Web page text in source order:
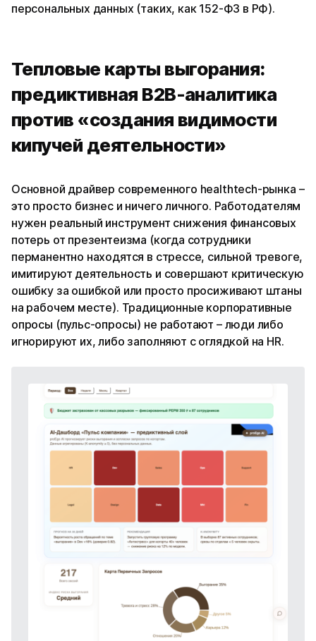
персональных данных (таких, как 152-ФЗ в РФ).
Тепловые карты выгорания:
предиктивная B2B-аналитика
против «создания видимости
кипучей деятельности»
Основной драйвер современного healthtech-рынка –
это просто бизнес и ничего личного. Работодателям
нужен реальный инструмент снижения финансовых
потерь от презентеизма (когда сотрудники
перманентно находятся в стрессе, сильной тревоге,
имитируют деятельность и совершают критическую
ошибку за ошибкой или просто просиживают штаны
на рабочем месте). Традиционные корпоративные
опросы (пульс-опросы) не работают – люди либо
игнорируют их, либо заполняют с оглядкой на HR.